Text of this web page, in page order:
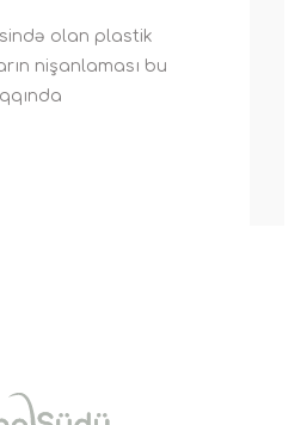
olan plastik
nişanlaması bu